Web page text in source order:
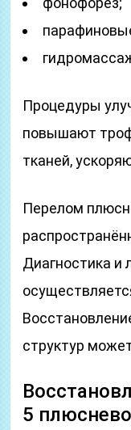
Процедуры
повышают
тканей,
Перелом
Диагностика и
структур
5